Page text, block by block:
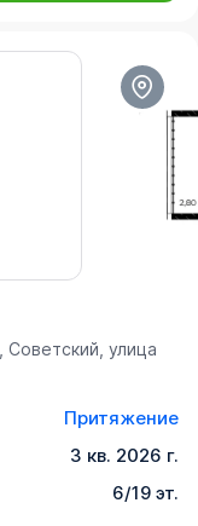
улица
Притяжение
3 кв. 2026 г.
6/19 эт.